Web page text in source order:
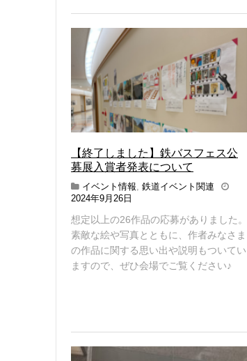
【終了しました】鉄バスフェス公
募展入賞者発表について
イベント情報, 鉄道イベント関連
2024年9月26日
2
4
年
1
0
想定以上の26作品の応募がありました。
素敵な絵や写真とともに、作者みなさま
の作品に関する思い出や説明もついてい
ますので、ぜひ会場でご覧ください♪